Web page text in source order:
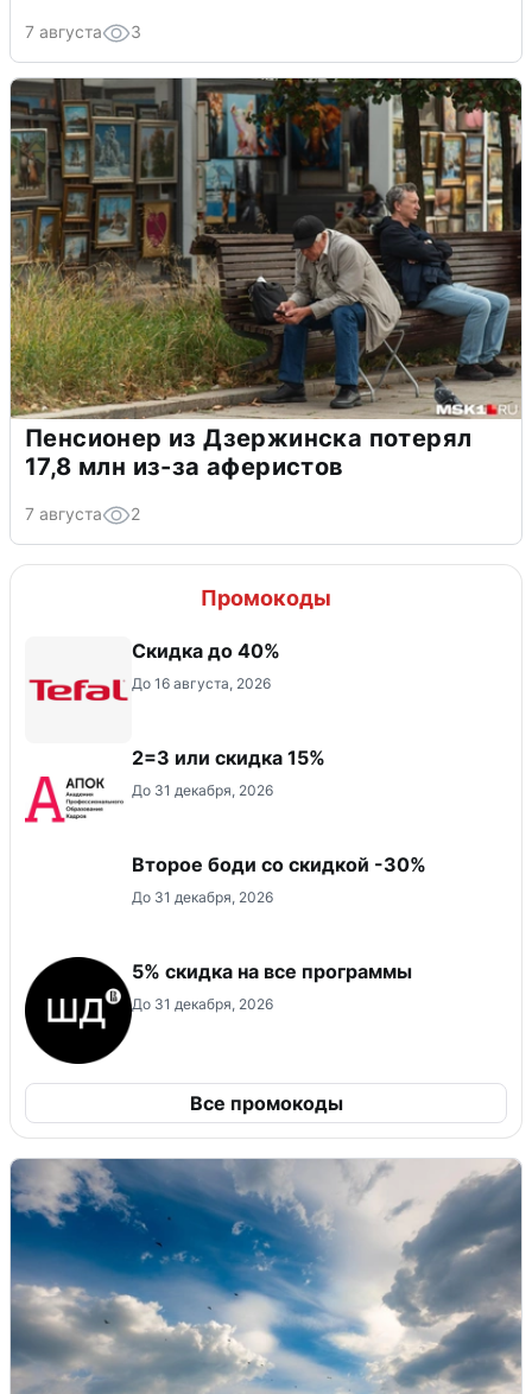
7 августа 3
Пенсионер из Дзержинска потерял
17,8 млн из-за аферистов
7 августа 2
Промокоды
Скидка до 40%
До 16 августа, 2026
2=3 или скидка 15%
До 31 декабря, 2026
Второе боди со скидкой -30%
До 31 декабря, 2026
5% скидка на все программы
До 31 декабря, 2026
Все промокоды